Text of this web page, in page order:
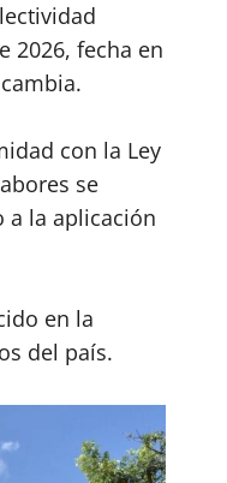
2026, fecha en
con la Ley
se
a la aplicación
en la
del país.